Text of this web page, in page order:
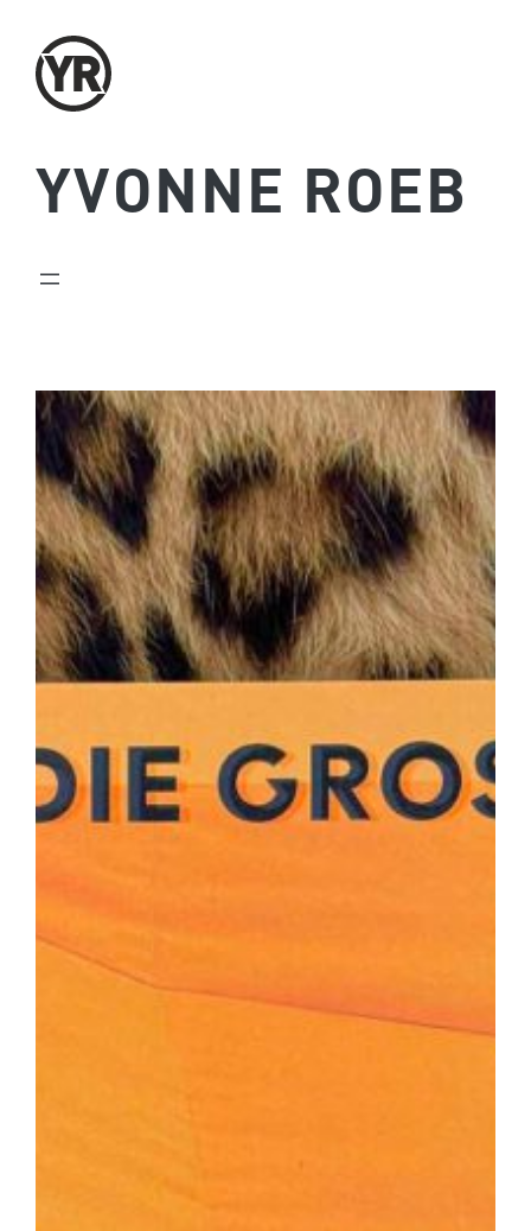
Inhalt
springen
YVONNE ROEB